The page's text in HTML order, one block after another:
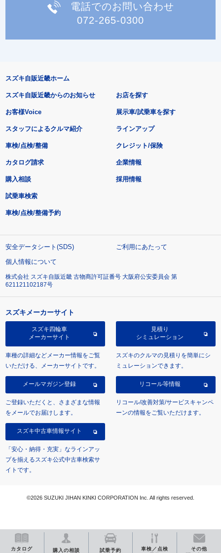
電話でのお問い合わせ
072-265-0300
カタログ
購入の相談 試乗予約
車検／点検
その他
スズキ自販近畿ホーム
スズキ自販近畿からのお知らせ
お客様Voice
スタッフによるクルマ紹介
お店を探す
展示車/試乗車を探す
ラインアップ
車検/点検/整備 クレジット/保険
カタログ請求
購入相談
試乗車検索
車検/点検/整備予約
企業情報
採用情報
安全データシート(SDS)
ご利用にあたって
個人情報について
株式会社 スズキ自販近畿 古物商許可証番号 大阪府公安委員会 第
621121102187号
スズキメーカーサイト
スズキ四輪車
メーカーサイト
車種の詳細などメーカー情報をご覧
いただける、メーカーサイトです。
見積り
シミュレーション
スズキのクルマの見積りを簡単にシ
ミュレーションできます。
メールマガジン登録
ご登録いただくと、さまざまな情報
をメールでお届けします。
リコール等情報
リコール/改善対策/サービスキャンペ
ーンの情報をご覧いただけます。
スズキ中古車情報サイト
「安心・納得・充実」なラインアッ
プを揃えるスズキ公式中古車検索サ
イトです。
©2026 SUZUKI JIHAN KINKI CORPORATION Inc. All rights reserved.